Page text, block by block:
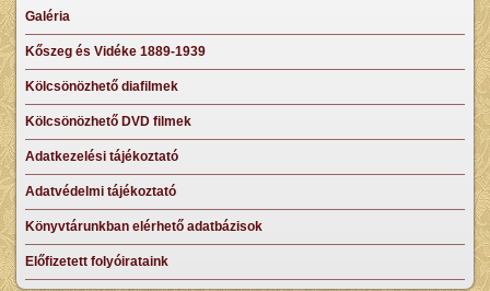
Galéria
Kőszeg és Vidéke 1889-1939
Kölcsönözhető diafilmek
Kölcsönözhető DVD filmek
Adatkezelési tájékoztató
Adatvédelmi tájékoztató
Könyvtárunkban elérhető adatbázisok
Előfizetett folyóirataink